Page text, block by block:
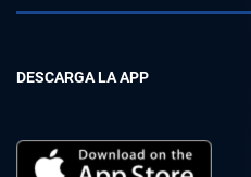
DESCARGA LA APP